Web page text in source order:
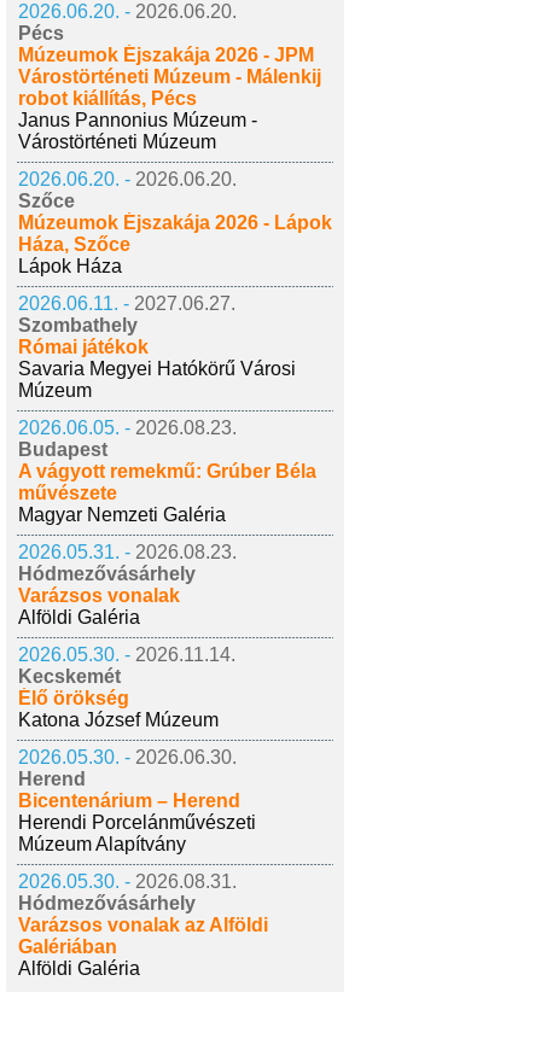
2026.06.20. - 2026.06.20.
Pécs
Múzeumok Éjszakája 2026 - JPM
Várostörténeti Múzeum - Málenkij
robot kiállítás, Pécs
Janus Pannonius Múzeum -
Várostörténeti Múzeum
2026.06.20. - 2026.06.20.
Szőce
Múzeumok Éjszakája 2026 - Lápok
Háza, Szőce
Lápok Háza
2026.06.11. - 2027.06.27.
Szombathely
Római játékok
Savaria Megyei Hatókörű Városi
Múzeum
2026.06.05. - 2026.08.23.
Budapest
A vágyott remekmű: Grúber Béla
művészete
Magyar Nemzeti Galéria
2026.05.31. - 2026.08.23.
Hódmezővásárhely
Varázsos vonalak
Alföldi Galéria
2026.05.30. - 2026.11.14.
Kecskemét
Élő örökség
Katona József Múzeum
2026.05.30. - 2026.06.30.
Herend
Bicentenárium – Herend
Herendi Porcelánművészeti
Múzeum Alapítvány
2026.05.30. - 2026.08.31.
Hódmezővásárhely
Varázsos vonalak az Alföldi
Galériában
Alföldi Galéria